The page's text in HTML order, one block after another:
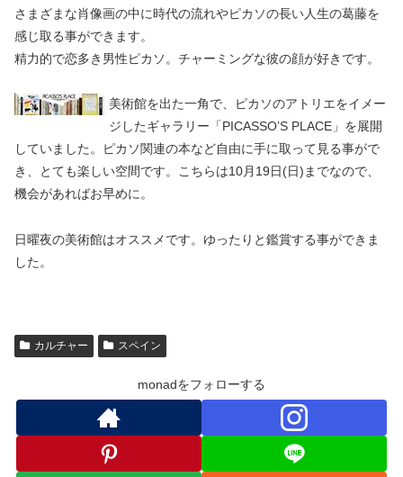
さまざまな肖像画の中に時代の流れやピカソの長い人生の葛藤を
感じ取る事ができます。
精力的で恋多き男性ピカソ。チャーミングな彼の顔が好きです。
美術館を出た一角で、ピカソのアトリエをイメー
ジしたギャラリー「PICASSO’S PLACE」を展開
していました。ピカソ関連の本など自由に手に取って見る事がで
き、とても楽しい空間です。こちらは10月19日(日)までなので、
機会があればお早めに。
日曜夜の美術館はオススメです。ゆったりと鑑賞する事ができま
した。
カルチャー スペイン
monadをフォローする